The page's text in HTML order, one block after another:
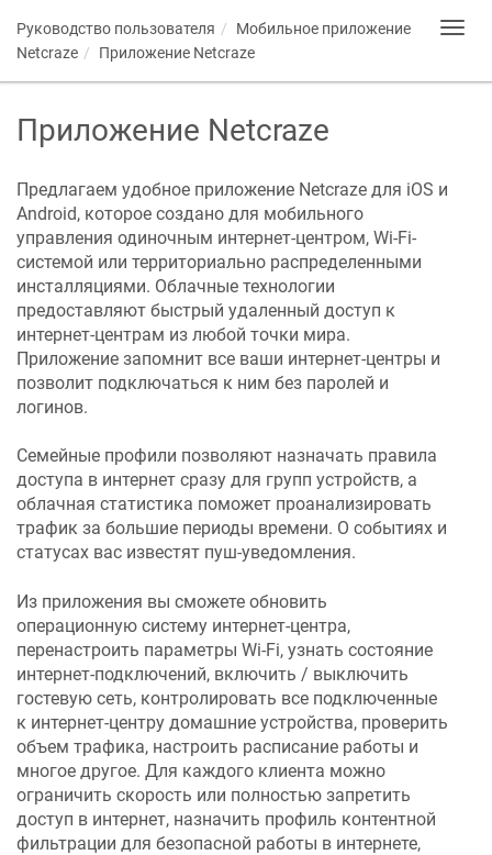
Руководство пользователя
Мобильное приложение
Netcraze
Приложение Netcraze
Приложение Netcraze
Предлагаем удобное приложение Netcraze для iOS и
Android, которое создано для мобильного
управления одиночным интернет-центром, Wi-Fi-
системой или территориально распределенными
инсталляциями. Облачные технологии
предоставляют быстрый удаленный доступ к
интернет-центрам из любой точки мира.
Приложение запомнит все ваши интернет-центры и
позволит подключаться к ним без паролей и
логинов.
Семейные профили позволяют назначать правила
доступа в интернет сразу для групп устройств, а
облачная статистика поможет проанализировать
трафик за большие периоды времени. О событиях и
статусах вас известят пуш-уведомления.
Из приложения вы сможете обновить
операционную систему интернет-центра,
перенастроить параметры Wi-Fi, узнать состояние
интернет-подключений, включить / выключить
гостевую сеть, контролировать все подключенные
к интернет-центру домашние устройства, проверить
объем трафика, настроить расписание работы и
многое другое. Для каждого клиента можно
ограничить скорость или полностью запретить
доступ в интернет, назначить профиль контентной
фильтрации для безопасной работы в интернете,